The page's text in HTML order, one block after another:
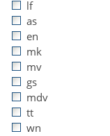
lf
as
en
mk
mv
gs
mdv
tt
wn